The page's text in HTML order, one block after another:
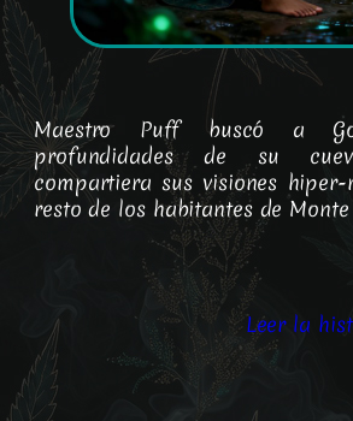
Maestro Puff buscó a
profundidades de su
compartiera sus visiones
resto de los habitantes de Monte
Leer la